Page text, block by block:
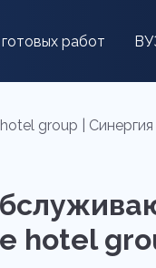
работ
group | Синергия
hotel